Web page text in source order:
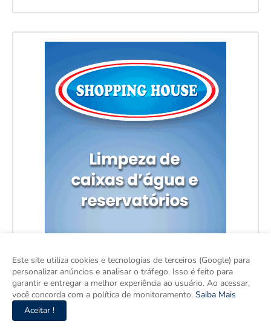
Este site utiliza cookies e tecnologias de terceiros (Google) para
personalizar anúncios e analisar o tráfego. Isso é feito para
garantir e entregar a melhor experiência ao usuário. Ao acessar,
você concorda com a política de monitoramento. Saiba Mais
Aceitar !